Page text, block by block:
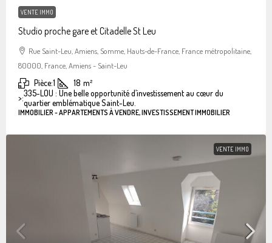
VENTE IMMO
Studio proche gare et Citadelle St Leu
Rue Saint-Leu, Amiens, Somme, Hauts-de-France, France métropolitaine,
80000, France, Amiens - Saint-Leu
Pièce:1 18 m²
>:335-LOU : Une belle opportunité d’investissement au cœur du
quartier emblématique Saint-Leu.
IMMOBILIER - APPARTEMENTS À VENDRE, INVESTISSEMENT IMMOBILIER
VENTE IMMO